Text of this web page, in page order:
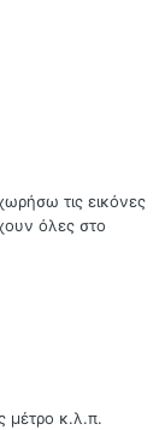
τις εικόνες
όλες στο
μέτρο κ.λ.π.